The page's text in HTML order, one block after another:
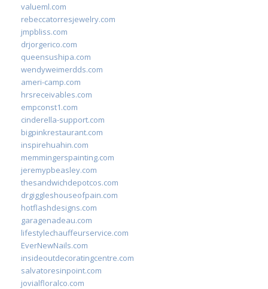
valueml.com
rebeccatorresjewelry.com
jmpbliss.com
drjorgerico.com
queensushipa.com
wendyweimerdds.com
ameri-camp.com
hrsreceivables.com
empconst1.com
cinderella-support.com
bigpinkrestaurant.com
inspirehuahin.com
memmingerspainting.com
jeremypbeasley.com
thesandwichdepotcos.com
drgiggleshouseofpain.com
hotflashdesigns.com
garagenadeau.com
lifestylechauffeurservice.com
EverNewNails.com
insideoutdecoratingcentre.com
salvatoresinpoint.com
jovialfloralco.com